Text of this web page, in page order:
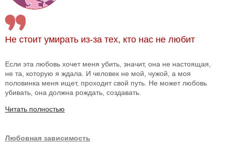
Не стоит умирать из-за тех, кто нас не любит
Если эта любовь хочет меня убить, значит, она не настоящая,
не та, которую я ждала. И человек не мой, чужой, а моя
половинка меня ищет, проходит свой путь. Не может любовь
убивать, она должна рождать, создавать.
Читать полностью
Любовная зависимость